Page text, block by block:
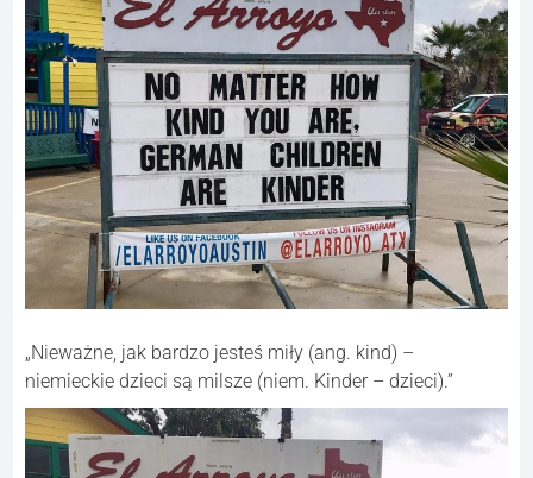
„Nieważne, jak bardzo jesteś miły (ang. kind) –
niemieckie dzieci są milsze (niem. Kinder – dzieci).”